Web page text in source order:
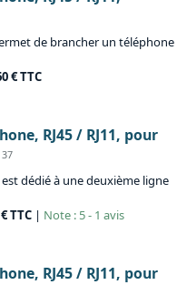
de brancher un téléphone
€ TTC
RJ45 / RJ11, pour
est dédié à une deuxième ligne
TTC | Note : 5 - 1 avis
RJ45 / RJ11, pour